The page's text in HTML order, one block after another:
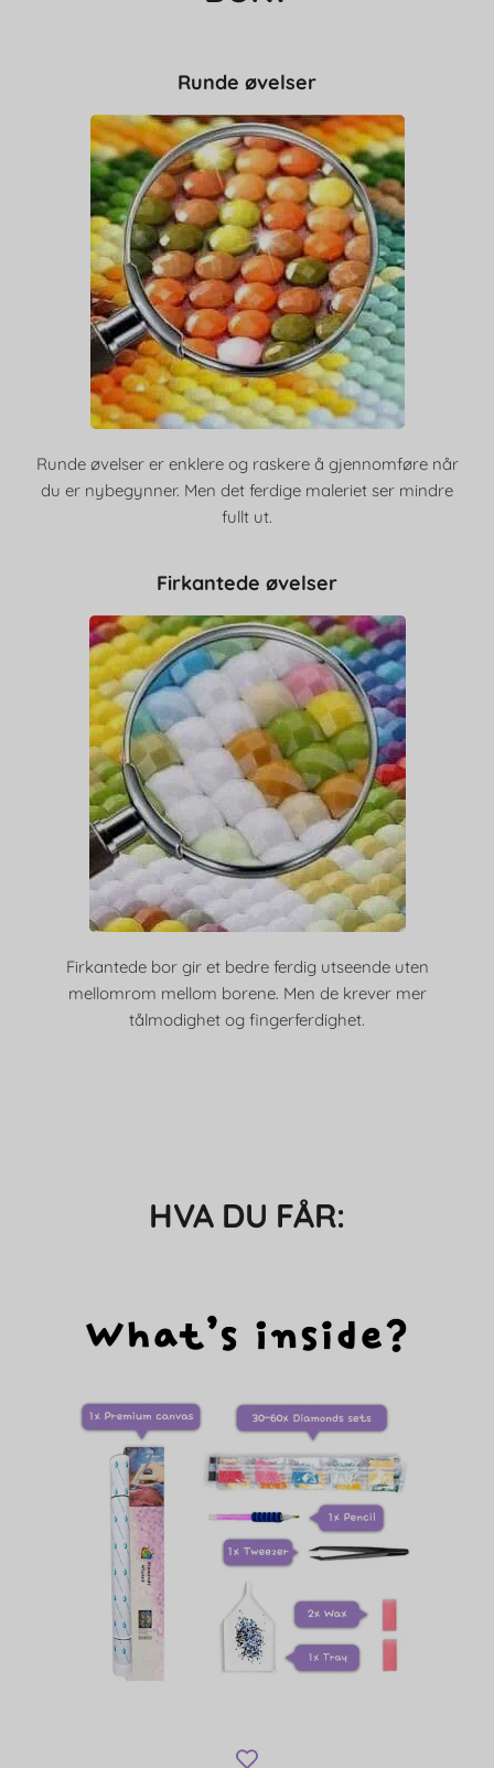
Runde øvelser
Runde øvelser er enklere og raskere å gjennomføre når
du er nybegynner. Men det ferdige maleriet ser mindre
fullt ut.
Firkantede øvelser
Firkantede bor gir et bedre ferdig utseende uten
mellomrom mellom borene. Men de krever mer
tålmodighet og fingerferdighet.
HVA DU FÅR: